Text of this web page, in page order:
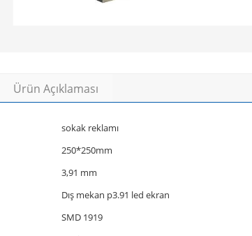
Ürün Açıklaması
sokak reklamı
250*250mm
3,91 mm
Dış mekan p3.91 led ekran
SMD 1919